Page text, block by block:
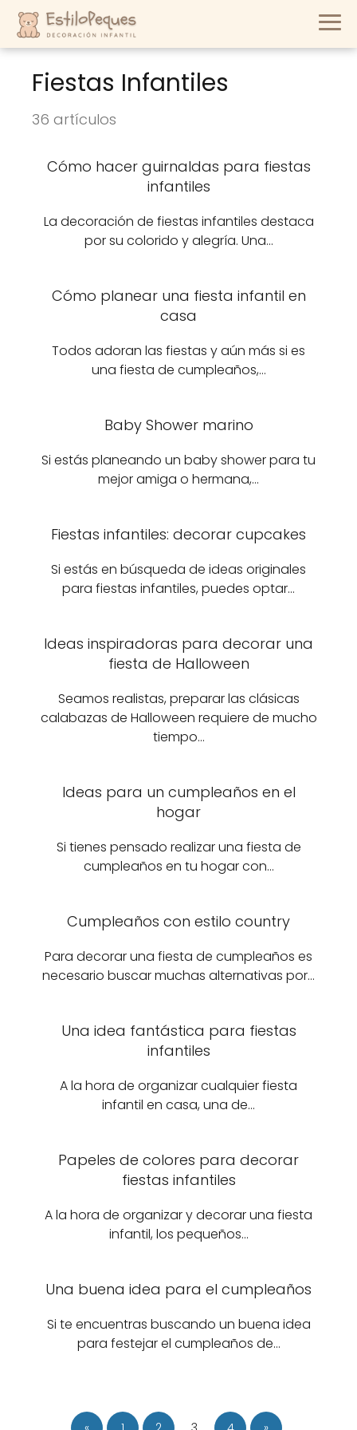
Fiestas Infantiles
36 artículos
Cómo hacer guirnaldas para fiestas
infantiles
La decoración de fiestas infantiles destaca
por su colorido y alegría. Una…
Cómo planear una fiesta infantil en
casa
Todos adoran las fiestas y aún más si es
una fiesta de cumpleaños,…
Baby Shower marino
Si estás planeando un baby shower para tu
mejor amiga o hermana,…
Fiestas infantiles: decorar cupcakes
Si estás en búsqueda de ideas originales
para fiestas infantiles, puedes optar…
Ideas inspiradoras para decorar una
fiesta de Halloween
Seamos realistas, preparar las clásicas
calabazas de Halloween requiere de mucho
tiempo…
Ideas para un cumpleaños en el
hogar
Si tienes pensado realizar una fiesta de
cumpleaños en tu hogar con…
Cumpleaños con estilo country
Para decorar una fiesta de cumpleaños es
necesario buscar muchas alternativas por…
Una idea fantástica para fiestas
infantiles
A la hora de organizar cualquier fiesta
infantil en casa, una de…
Papeles de colores para decorar
fiestas infantiles
A la hora de organizar y decorar una fiesta
infantil, los pequeños…
Una buena idea para el cumpleaños
Si te encuentras buscando un buena idea
para festejar el cumpleaños de…